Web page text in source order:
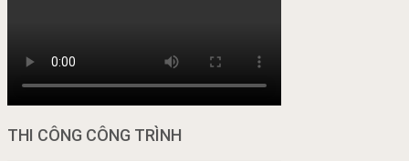
THI CÔNG CÔNG TRÌNH